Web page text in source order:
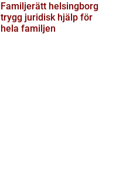
Familjerätt helsingborg
trygg juridisk hjälp för
hela familjen